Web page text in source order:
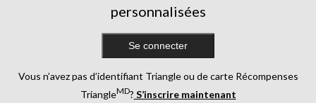
personnalisées
Se connecter
Vous n’avez pas d’identifiant Triangle ou de carte Récompenses
TriangleMD? S’inscrire maintenant